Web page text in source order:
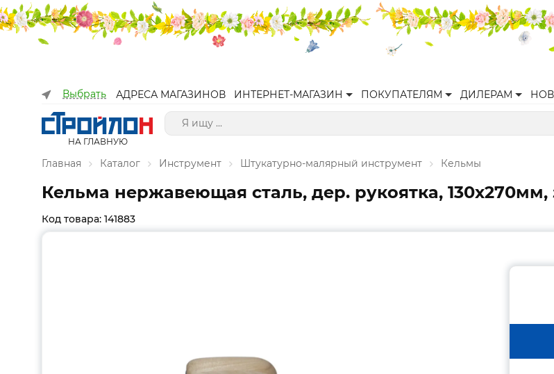
Выбрать АДРЕСА МАГАЗИНОВ ИНТЕРНЕТ-МАГАЗИН ПОКУПАТЕЛЯМ ДИЛЕРАМ
НА ГЛАВНУЮ
Главная Каталог Инструмент Штукатурно-малярный инструмент Кельмы
Кельма нержавеющая сталь, дер. рукоятка, 130х270мм,
Код товара: 141883